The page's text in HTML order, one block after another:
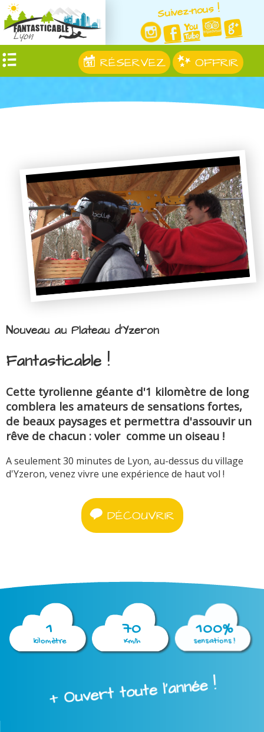
Suivez-nous !
RÉSERVEZ OFFRIR
Nouveau au Plateau d'Yzeron
Fantasticable !
Cette tyrolienne géante d'1 kilomètre de long
comblera les amateurs de sensations fortes,
de beaux paysages et permettra d'assouvir un
rêve de chacun : voler comme un oiseau !
A seulement 30 minutes de Lyon, au-dessus du village
d'Yzeron, venez vivre une expérience de haut vol !
DÉCOUVRIR
1
kilomètre
70
Km/h
100%
sensations !
+ Ouvert toute l'année !